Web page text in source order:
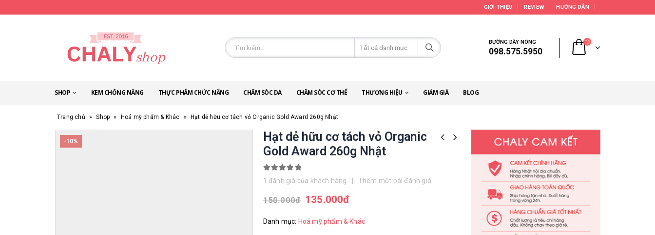
GIỚI THIỆU REVIEW HƯỚNG DẪN
ĐƯỜNG DÂY NÓNG
098.575.5950
SHOP KEM CHỐNG NẮNG THỰC PHẨM CHỨC NĂNG CHĂM SÓC DA CHĂM SÓC CƠ THỂ THƯƠNG HIỆU GIẢM GIÁ BLOG
Trang chủ » Shop » Hoá mỹ phẩm & Khác » Hạt dẻ hữu cơ tách vỏ Organic Gold Award 260g Nhật
-10%
Hạt dẻ hữu cơ tách vỏ Organic
Gold Award 260g Nhật
5.00 out of 5
1 đánh giá của khách hàng Thêm một bài đánh giá
150.000đ 135.000đ
Danh mục: Hoá mỹ phẩm & Khác